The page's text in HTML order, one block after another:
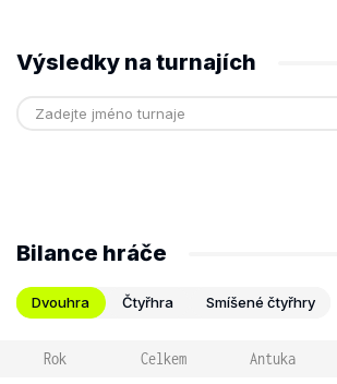
Výsledky na turnajích
Bilance hráče
Dvouhra Čtyřhra Smíšené čtyřhry
Rok Celkem Antuka